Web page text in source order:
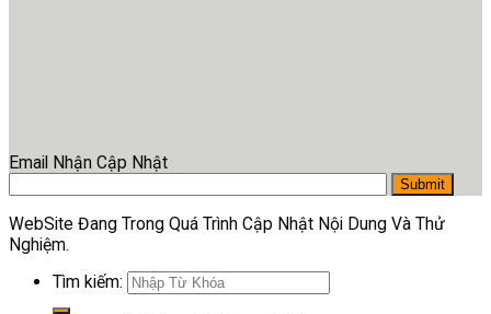
Email Nhận Cập Nhật
WebSite Đang Trong Quá Trình Cập Nhật Nội Dung Và Thử
Nghiệm.
Tìm kiếm: